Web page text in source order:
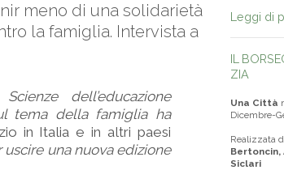
meno di una solidarietà
la famiglia. Intervista a
dell’educazione
tema della famiglia ha
in Italia e in altri paesi
una nuova edizione
Leggi di
IL
ZIA
Una Città
Dicembre-
Realizzata
Siclari